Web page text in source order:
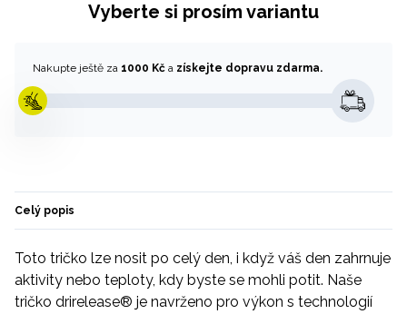
Vyberte si prosím variantu
Nakupte ještě za 1000 Kč a získejte dopravu zdarma.
Celý popis
Toto tričko lze nosit po celý den, i když váš den zahrnuje
aktivity nebo teploty, kdy byste se mohli potit. Naše
tričko drirelease® je navrženo pro výkon s technologií